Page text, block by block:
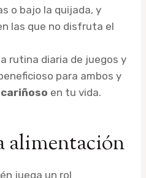
o bajo la quijada, y
las que no disfruta el
rutina diaria de juegos y
para ambos y
en tu vida.
alimentación
juega un rol